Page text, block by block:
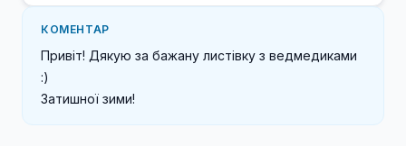
КОМЕНТАР
Привіт! Дякую за бажану листівку з ведмедиками
:)
Затишної зими!